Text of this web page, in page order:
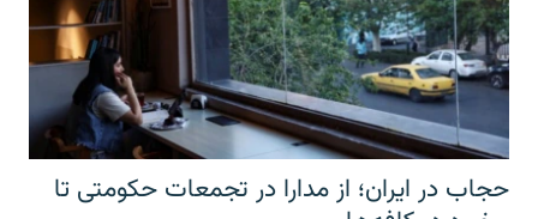
حجاب در ایران؛ از مدارا در تجمعات حکومتی تا